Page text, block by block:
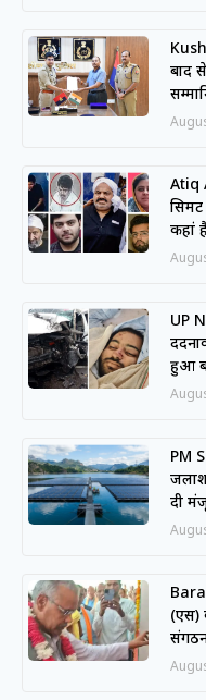
बाद
Atiq
सिमट
कहां
UP
हुआ
PM
दी
(एस)